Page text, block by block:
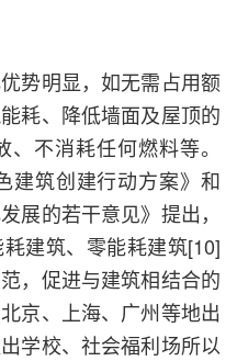
势明显，如无需占用额
耗、降低墙面及屋顶的
不消耗任何燃料等。
建筑创建行动方案》和
展的若干意见》提出，
建筑、零能耗建筑[10]
，促进与建筑相结合的
京、上海、广州等地出
学校、社会福利场所以